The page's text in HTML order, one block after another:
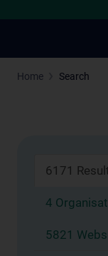
Home Search
6171
4
5821